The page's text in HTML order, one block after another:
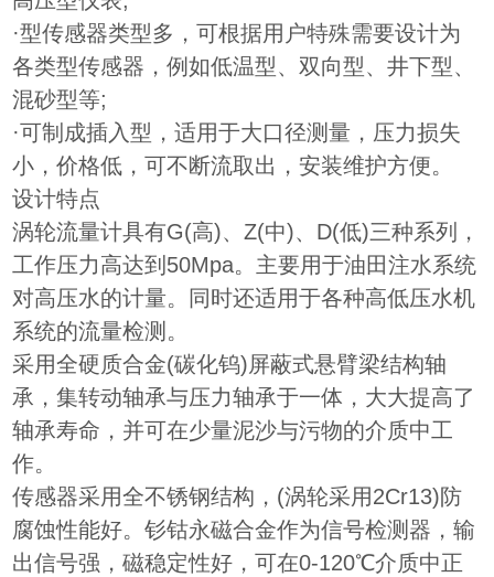
·型传感器类型多，可根据用户特殊需要设计为
各类型传感器，例如低温型、双向型、井下型、
混砂型等;
·可制成插入型，适用于大口径测量，压力损失
小，价格低，可不断流取出，安装维护方便。
设计特点
涡轮流量计具有G(高)、Z(中)、D(低)三种系列，
工作压力高达到50Mpa。主要用于油田注水系统
对高压水的计量。同时还适用于各种高低压水机
系统的流量检测。
采用全硬质合金(碳化钨)屏蔽式悬臂梁结构轴
承，集转动轴承与压力轴承于一体，大大提高了
轴承寿命，并可在少量泥沙与污物的介质中工
作。
传感器采用全不锈钢结构，(涡轮采用2Cr13)防
腐蚀性能好。钐钴永磁合金作为信号检测器，输
出信号强，磁稳定性好，可在0-120℃介质中正